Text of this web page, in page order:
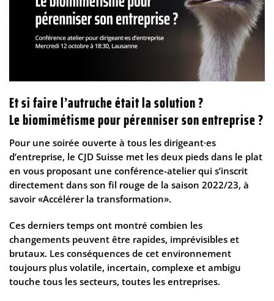
Et si faire l’autruche était la solution ?
Le biomimétisme pour pérenniser son entreprise ?
Pour une soirée ouverte à tous les dirigeant·es
d’entreprise, le CJD Suisse met les deux pieds dans le plat
en vous proposant une conférence-atelier qui s’inscrit
directement dans son fil rouge de la saison 2022/23, à
savoir «Accélérer la transformation».
Ces derniers temps ont montré combien les
changements peuvent être rapides, imprévisibles et
brutaux. Les conséquences de cet environnement
toujours plus volatile, incertain, complexe et ambigu
touche tous les secteurs, toutes les entreprises.